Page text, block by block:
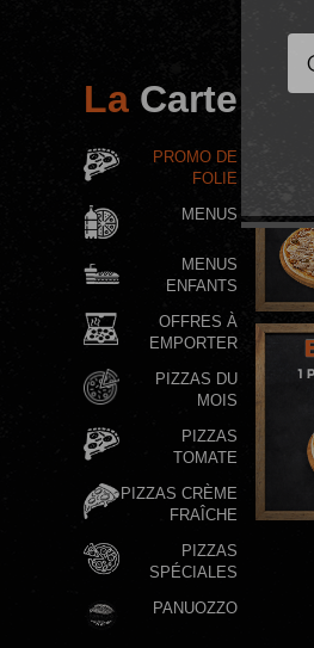
La Carte
MENUS
MENUS
ENFANTS
OFFRES À
EMPORTER
PIZZAS DU
MOIS
PIZZAS
TOMATE
PIZZAS CRÈME
FRAÎCHE
PIZZAS
SPÉCIALES
PANUOZZO